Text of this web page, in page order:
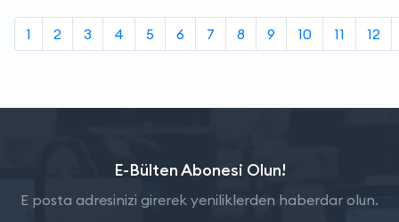
1 2 3 4 5 6 7 8 9 10 11 12
E-Bülten Abonesi Olun!
E posta adresinizi girerek yeniliklerden haberdar olun.